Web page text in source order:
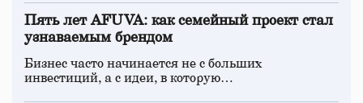
Пять лет AFUVA: как семейный проект стал
узнаваемым брендом
Бизнес часто начинается не с больших
инвестиций, а с идеи, в которую…